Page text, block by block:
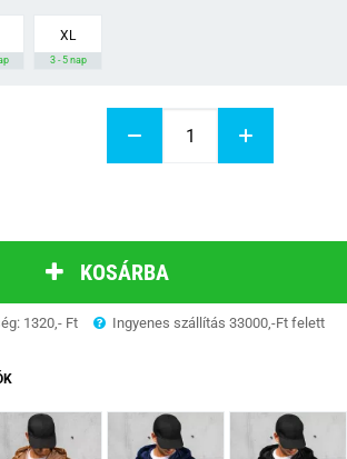
XL
3 - 5 nap
KOSÁRBA
1320,- Ft Ingyenes szállítás 33000,-Ft felett